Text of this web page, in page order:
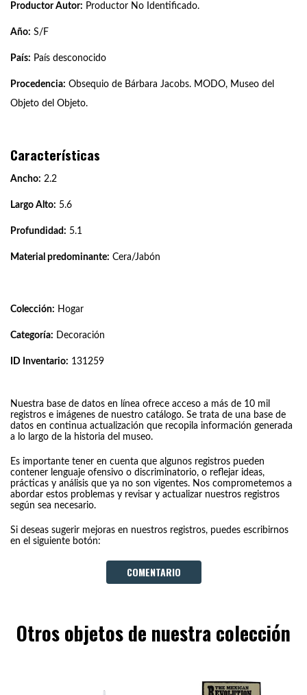
Productor Autor: Productor No Identificado.
Año: S/F
País: País desconocido
Procedencia: Obsequio de Bárbara Jacobs. MODO, Museo del
Objeto del Objeto.
Características
Ancho: 2.2
Largo Alto: 5.6
Profundidad: 5.1
Material predominante: Cera/Jabón
Colección: Hogar
Categoría: Decoración
ID Inventario: 131259
Nuestra base de datos en línea ofrece acceso a más de 10 mil
registros e imágenes de nuestro catálogo. Se trata de una base de
datos en continua actualización que recopila información generada
a lo largo de la historia del museo.
Es importante tener en cuenta que algunos registros pueden
contener lenguaje ofensivo o discriminatorio, o reflejar ideas,
prácticas y análisis que ya no son vigentes. Nos comprometemos a
abordar estos problemas y revisar y actualizar nuestros registros
según sea necesario.
Si deseas sugerir mejoras en nuestros registros, puedes escribirnos
en el siguiente botón:
COMENTARIO
Otros objetos de nuestra colección